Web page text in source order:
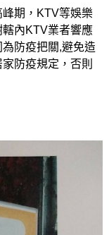
期，KTV等娛樂
內KTV業者響應
防疫把關,避免造
防疫規定，否則